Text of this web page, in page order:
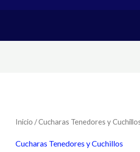
Inicio / Cucharas Tenedores y
Cucharas Tenedores y Cuchillos